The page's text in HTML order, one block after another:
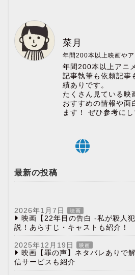
菜月
年間200本以上映画やア
年間200本以上アニ
記事執筆も依頼記事
績ありです。
たくさん見ている映
おすすめの情報や面
ます！ ぜひ参考にし
最新の投稿
2026年1月7日 映画
映画【22年目の告白 -私が殺人
説！あらすじ・キャストも紹介！
2025年12月19日 映画
映画【罪の声】ネタバレありで
信サービスも紹介